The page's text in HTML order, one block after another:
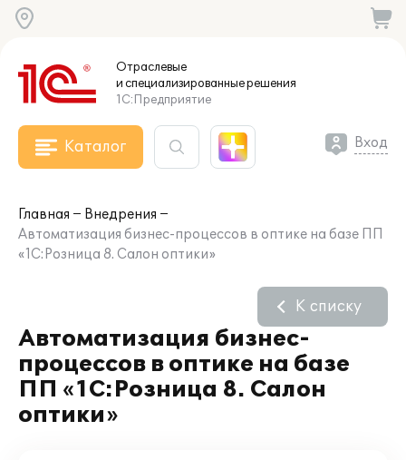
Отраслевые
и специализированныерешения
1С:Предприятие
Каталог Вход
Главная
Внедрения
Автоматизация бизнес-процессов в оптике на базе ПП
«1С:Розница 8. Салон оптики»
Автоматизация бизнес-
процессов в оптике на базе
ПП «1С:Розница 8. Салон
оптики»
К списку